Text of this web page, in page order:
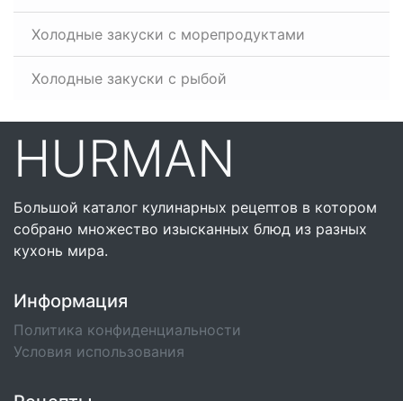
Холодные закуски с морепродуктами
Холодные закуски с рыбой
HURMAN
Большой каталог кулинарных рецептов в котором
собрано множество изысканных блюд из разных
кухонь мира.
Информация
Политика конфиденциальности
Условия использования